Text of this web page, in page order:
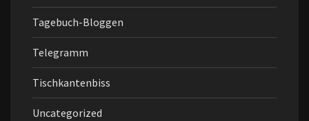
Tagebuch-Bloggen
Telegramm
Tischkantenbiss
Uncategorized